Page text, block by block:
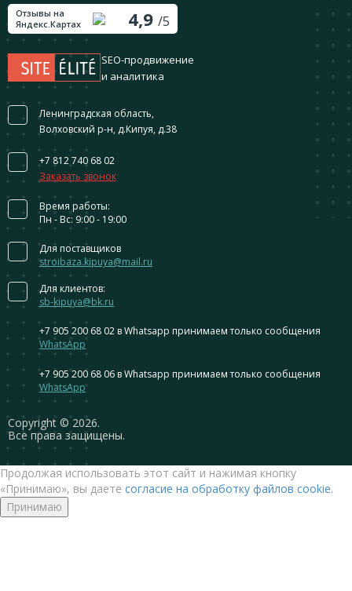
Сopyright © 2026.
Все права защищены.
Отзывы на
Яндекс.Картах
4,9 /5
SEO-продвижение
и аналитика
Ленинградская область,
Волховский р-н, д.Кипуя, д.38
+7 812 740 68 02
Заказать звонок
Время работы:
Пн - Вс: 9:00 - 19:00
Для поставщиков
stroibaza.kipuya@mail.ru
Для клиентов:
sb-kipuya@bk.ru
+7 905 200 68 02 в Whatsapp принимаем только сообщения
WhatsApp
+7 905 200 68 06 в Whatsapp принимаем только сообщения
WhatsApp
Продолжая использовать этот сайт и нажимая кнопку
«Принимаю», вы даете согласие на обработку файлов cookie.
Принимаю